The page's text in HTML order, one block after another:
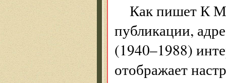
Как пишет К
публикации,
(1940–1988)
отображает